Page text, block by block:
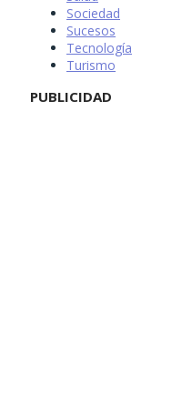
Sociedad
Sucesos
Tecnología
Turismo
PUBLICIDAD